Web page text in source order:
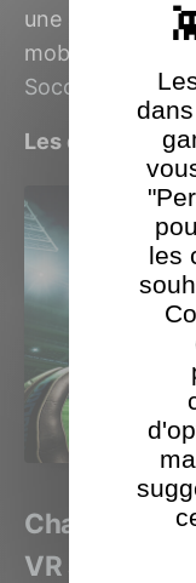
une attention
mobiles (Final
Soccer VR
Les derniers
Champion
VR avec
les